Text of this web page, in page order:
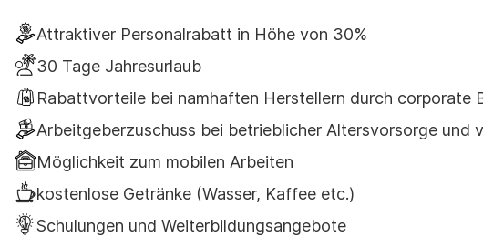
Attraktiver Personalrabatt in Höhe von 30%
30 Tage Jahresurlaub
Rabattvorteile bei namhaften Herstellern durch corporate
Arbeitgeberzuschuss bei betrieblicher Altersvorsorge und
Möglichkeit zum mobilen Arbeiten
kostenlose Getränke (Wasser, Kaffee etc.)
Schulungen und Weiterbildungsangebote